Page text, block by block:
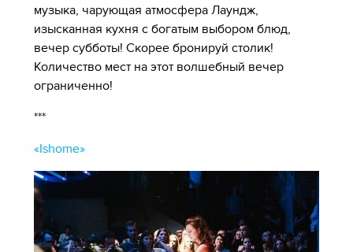
музыка, чарующая атмосфера Лаундж,
изысканная кухня с богатым выбором блюд,
вечер субботы! Скорее бронируй столик!
Количество мест на этот волшебный вечер
ограниченно!
***
«Ishome»